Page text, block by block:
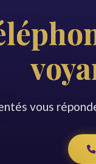
vous